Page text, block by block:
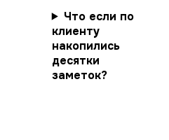
Что если по
клиенту
накопились
десятки
заметок?